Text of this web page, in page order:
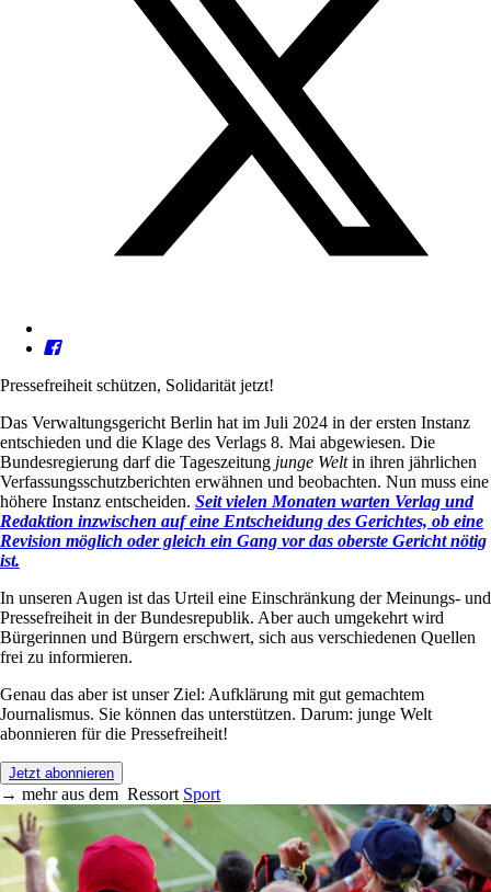
Pressefreiheit schützen, Solidarität jetzt!
Das Verwaltungsgericht Berlin hat im Juli 2024 in der ersten Instanz
entschieden und die Klage des Verlags 8. Mai abgewiesen. Die
Bundesregierung darf die Tageszeitung junge Weltin ihren jährlichen
Verfassungsschutzberichten erwähnen und beobachten. Nun muss eine
höhere Instanz entscheiden. Seit vielen Monaten warten Verlag und
Redaktion inzwischen auf eine Entscheidung des Gerichtes, ob eine
Revision möglich oder gleich ein Gang vor das oberste Gericht nötig
ist.
In unseren Augen ist das Urteil eine Einschränkung der Meinungs- und
Pressefreiheit in der Bundesrepublik. Aber auch umgekehrt wird
Bürgerinnen und Bürgern erschwert, sich aus verschiedenen Quellen
frei zu informieren.
Genau das aber ist unser Ziel: Aufklärung mit gut gemachtem
Journalismus. Sie können das unterstützen. Darum: junge Welt
abonnieren für die Pressefreiheit!
Jetzt abonnieren
→ mehr aus dem Ressort Sport